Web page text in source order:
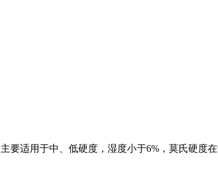
要适用于中、低硬度，湿度小于6%，莫氏硬度